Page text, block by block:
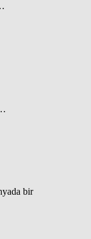
bir